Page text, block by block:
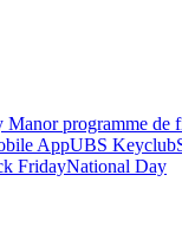
Manor programme de
AppUBS Keyclub
FridayNational Day